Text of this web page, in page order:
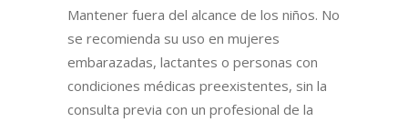
Mantener fuera del alcance de los niños. No
se recomienda su uso en mujeres
embarazadas, lactantes o personas con
condiciones médicas preexistentes, sin la
consulta previa con un profesional de la